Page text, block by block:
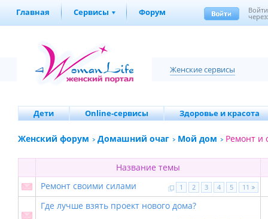
Главная Сервисы Форум Войти
Женские сервисы
Дети Online-сервисы Здоровье и красота
Женский форум Домашний очаг Мой дом Ремонт и
Название темы
Ремонт своими силами
1 2 3 4 5 11
Где лучше взять проект нового дома?